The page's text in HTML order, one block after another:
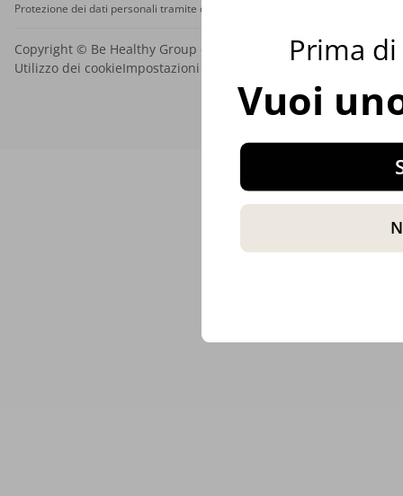
Protezione dei dati personali tramite crittografia SSL.
Copyright © Be Healthy Group d.o.o. 2012 - 2026
Utilizzo dei cookieImpostazioni dei cookie Prima
Vuoi